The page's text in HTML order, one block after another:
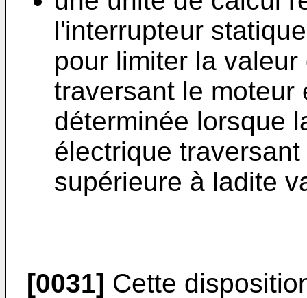
l'interrupteur
pour limiter la
traversant le moteur
déterminée lorsque
électrique
supérieure à ladite
[0031] Cette